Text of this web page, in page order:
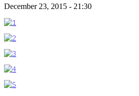
December 23, 2015 - 21:30